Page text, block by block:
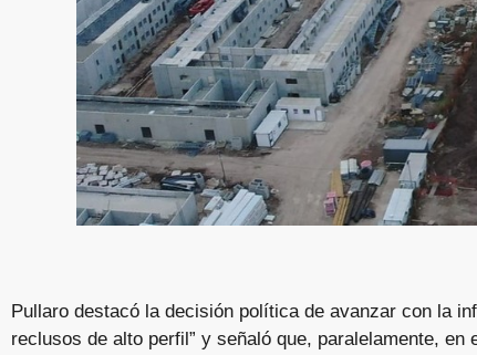
Pullaro destacó la decisión política de avanzar con la
reclusos de alto perfil” y señaló que, paralelamente,